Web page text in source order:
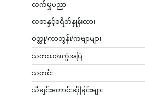
လက်မှုပညာ
လစာနှင့်စရိတ်နှုန်းထား
ဝတ္ထု/ကာတွန်း/ကဗျာများ
သကသအကွဲအပြဲ
သတင်း
သီချင်းတောင်းဆိုခြင်းများ